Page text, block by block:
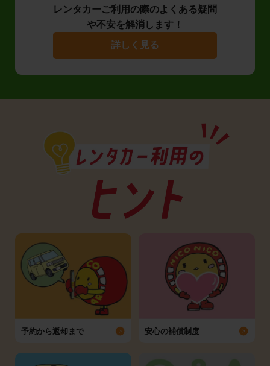
レンタカーご利用の際のよくある疑問
や不安を解消します！
詳しく見る
予約から返却まで 安心の補償制度